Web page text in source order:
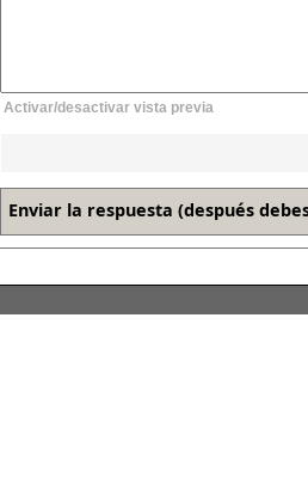
Activar/desactivar vista previa